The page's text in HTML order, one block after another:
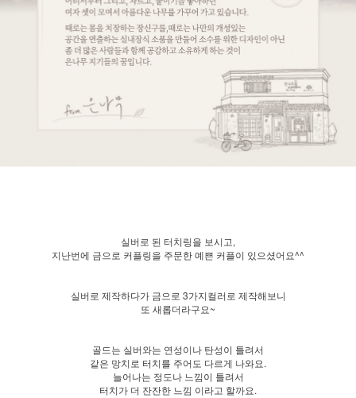
실버로 된 터치링을 보시고,
지난번에 금으로 커플링을 주문한 예쁜 커플이 있으셨어요^^
실버로 제작하다가 금으로 3가지컬러로 제작해보니
또 새롭더라구요~
골드는 실버와는 연성이나 탄성이 틀려서
같은 망치로 터치를 주어도 다르게 나와요.
늘어나는 정도나 느낌이 틀려서
터치가 더 잔잔한 느낌 이라고 할까요.